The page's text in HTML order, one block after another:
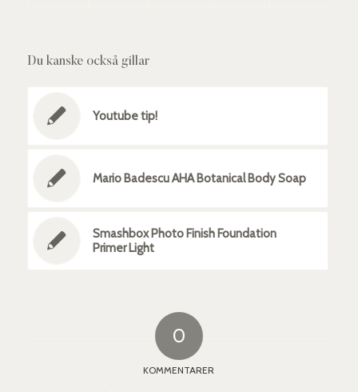
Du kanske också gillar
Youtube tip!
Mario Badescu AHA Botanical Body Soap
Smashbox Photo Finish Foundation
Primer Light
0
KOMMENTARER